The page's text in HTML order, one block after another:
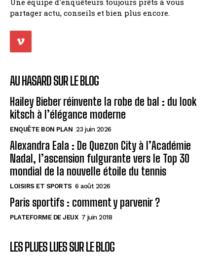
Une équipe d'enquêteurs toujours prêts à vous
partager actu, conseils et bien plus encore.
AU HASARD SUR LE BLOG
Hailey Bieber réinvente la robe de bal : du look
kitsch à l’élégance moderne
ENQUÊTE BON PLAN 23 juin 2026
Alexandra Eala : De Quezon City à l’Académie
Nadal, l’ascension fulgurante vers le Top 30
mondial de la nouvelle étoile du tennis
LOISIRS ET SPORTS 6 août 2026
Paris sportifs : comment y parvenir ?
PLATEFORME DE JEUX 7 juin 2018
LES PLUES LUES SUR LE BLOG